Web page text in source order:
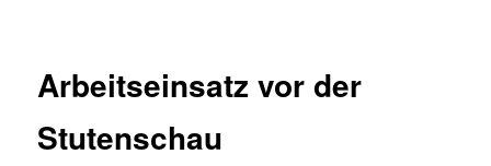
Arbeitseinsatz vor der
Stutenschau